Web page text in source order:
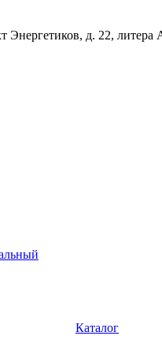
Энергетиков, д. 22,
Каталог